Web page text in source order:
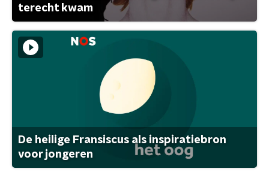
terecht kwam
De heilige Fransiscus als inspiratiebron
voor jongeren